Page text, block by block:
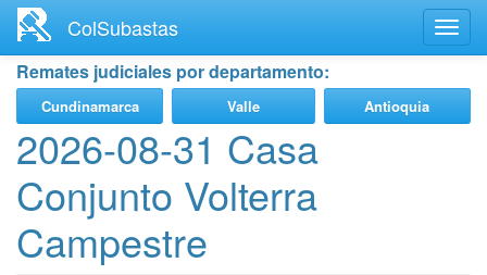
contenido
principal
ColSubastas
Remates judiciales por departamento:
Cundinamarca Valle Antioquia
2026-08-31 Casa
Conjunto Volterra
Campestre